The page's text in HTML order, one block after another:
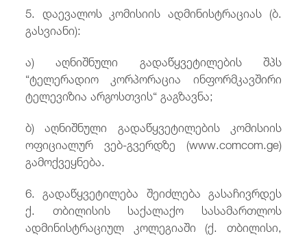
5. დაევალოს კომისიის ადმინისტრაციას (ბ.
გასვიანი):
ა) აღნიშნული გადაწყვეტილების შპს
“ტელერადიო კორპორაცია ინფორმკავშირი
ტელევიზია არგოსთვის“ გაგზავნა;
ბ) აღნიშნული გადაწყვეტილების კომისიის
ოფიციალურ ვებ-გვერდზე (www.comcom.ge)
გამოქვეყნება.
6. გადაწყვეტილება შეიძლება გასაჩივრდეს
ქ. თბილისის საქალაქო სასამართლოს
ადმინისტრაციულ კოლეგიაში (ქ. თბილისი,